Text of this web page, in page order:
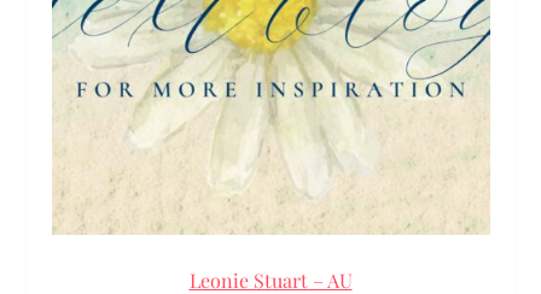
Leonie Stuart – AU